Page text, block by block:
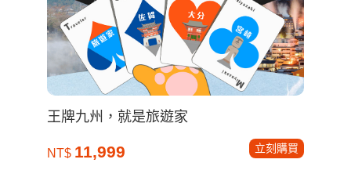
王牌九州，就是旅遊家
NT$ 11,999 立刻購買